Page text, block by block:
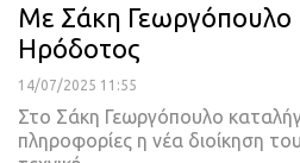
Με Σάκη Γεωργόπουλο
Ηρόδοτος
14/07/2025 11:55
Στο Σάκη Γεωργόπουλο
πληροφορίες η νέα διοίκηση